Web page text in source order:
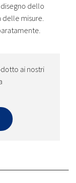
dello
misure.
ai nostri